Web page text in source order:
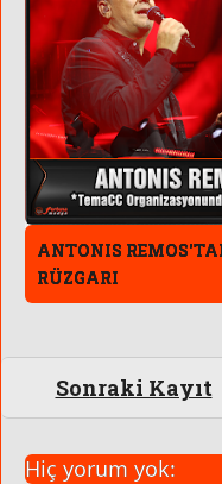
ANTONIS
RÜZGARI
Sonraki Kayıt
Hiç yorum yok: